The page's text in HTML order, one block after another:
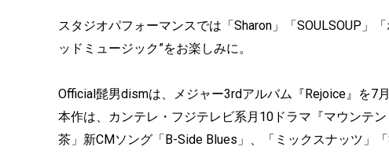
スタジオパフォーマンスでは「Sharon」「SOULSOUP」
ッドミュージック”をお楽しみに。
Official髭男dismは、メジャー3rdアルバム『Rejoice』を7
本作は、カンテレ・フジテレビ系月10ドラマ『マウンテ
茶」新CMソング「B-Side Blues」、「ミックスナッツ」